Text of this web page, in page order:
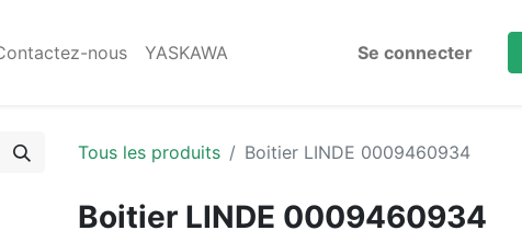
nous YASKAWA Se connecter
Tous les produits Boitier LINDE 0009460934
Boitier LINDE 0009460934